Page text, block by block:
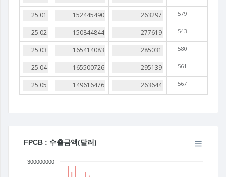
579
543
580
561
567
FPCB : 수출금액(달러)
300000000